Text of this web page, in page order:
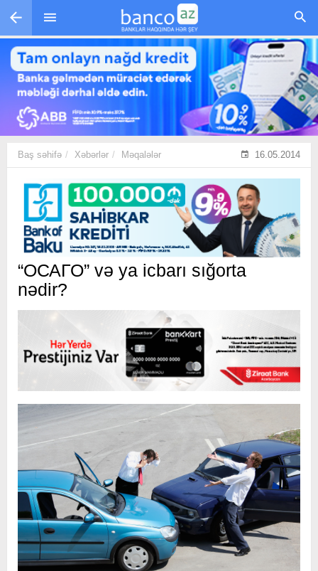
Skip to main content
Baş səhifə Xəbərlər Məqalələr 16.05.2014
“ОСАГО” və ya icbarı sığorta
nədir?